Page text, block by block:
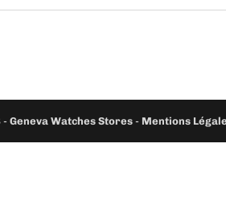
-Geneva Watches Stores - Mentions